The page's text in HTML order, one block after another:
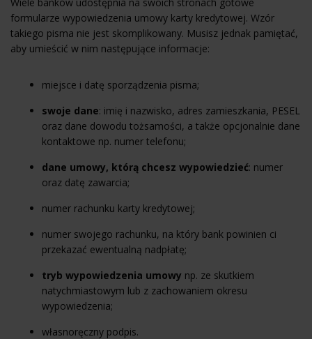
formularze wypowiedzenia umowy karty kredytowej. Wzór
takiego pisma nie jest skomplikowany. Musisz jednak pamiętać,
aby umieścić w nim następujące informacje:
miejsce i datę sporządzenia pisma;
swoje dane: imię i nazwisko, adres zamieszkania, PESEL
oraz dane dowodu tożsamości, a także opcjonalnie dane
kontaktowe np. numer telefonu;
dane umowy, którą chcesz wypowiedzieć: numer
oraz datę zawarcia;
numer rachunku karty kredytowej;
numer swojego rachunku, na który bank powinien ci
przekazać ewentualną nadpłatę;
tryb wypowiedzenia umowy np. ze skutkiem
natychmiastowym lub z zachowaniem okresu
wypowiedzenia;
własnoręczny podpis.